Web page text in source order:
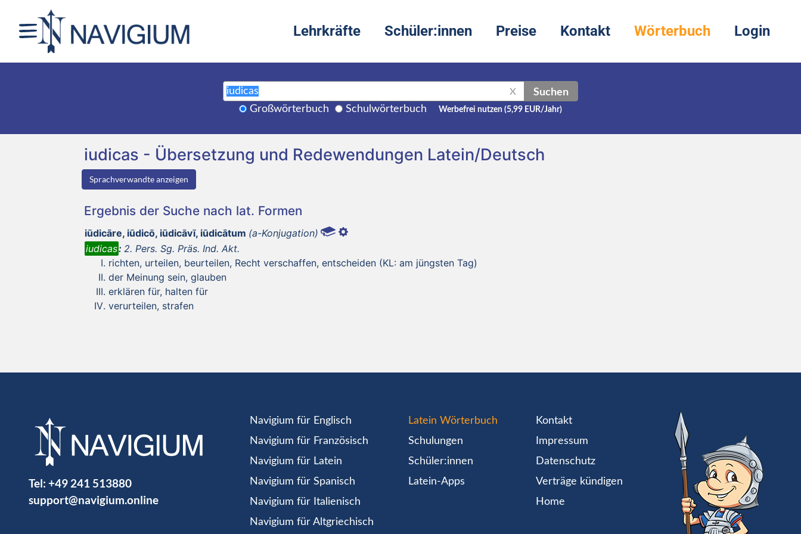
Lehrkräfte Schüler:innen Preise Kontakt Wörterbuch Login
X Suchen
Großwörterbuch Schulwörterbuch Werbefrei nutzen (5,99 EUR/Jahr)
iudicas - Übersetzung und Redewendungen Latein/Deutsch
Sprachverwandte anzeigen
Ergebnis der Suche nach lat. Formen
iūdicāre, iūdicō, iūdicāvī, iūdicātum (a-Konjugation)
iudicas: 2. Pers. Sg. Präs. Ind. Akt.
richten, urteilen, beurteilen, Recht verschaffen, entscheiden (KL: am jüngsten Tag)
der Meinung sein, glauben
erklären für, halten für
verurteilen, strafen
Tel: +49 241 513880
support@navigium.online
Navigium für Englisch
Navigium für Französisch
Navigium für Latein
Navigium für Spanisch
Navigium für Italienisch
Navigium für Altgriechisch
Latein Wörterbuch
Schulungen
Schüler:innen
Latein-Apps
Kontakt
Impressum
Datenschutz
Verträge kündigen
Home